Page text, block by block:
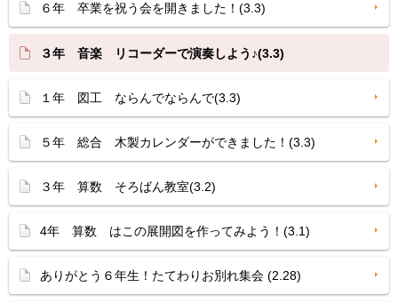
６年 卒業を祝う会を開きました！(3.3)
３年 音楽 リコーダーで演奏しよう♪(3.3)
１年 図工 ならんでならんで(3.3)
５年 総合 木製カレンダーができました！(3.3)
３年 算数 そろばん教室(3.2)
4年 算数 はこの展開図を作ってみよう！(3.1)
ありがとう６年生！たてわりお別れ集会 (2.28)